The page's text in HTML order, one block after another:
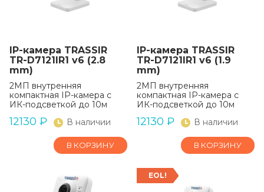
IP-камера TRASSIR
TR-D7121IR1 v6 (2.8
mm)
2МП внутренняя
компактная IP-камера с
ИК-подсветкой до 10м
12130 ₽ В наличии
В КОРЗИНУ
IP-камера TRASSIR
TR-D7121IR1 v6 (1.9
mm)
2МП внутренняя
компактная IP-камера с
ИК-подсветкой до 10м
12130 ₽ В наличии
В КОРЗИНУ
EOL!